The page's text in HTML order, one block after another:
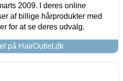
2009. I deres online
af billige hårprodukter med
for at se deres udvalg.
på HairOutlet.dk